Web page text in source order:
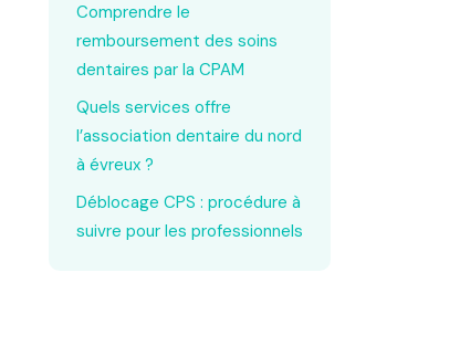
Comprendre le
remboursement des soins
dentaires par la CPAM
Quels services offre
l’association dentaire du nord
à évreux ?
Déblocage CPS : procédure à
suivre pour les professionnels